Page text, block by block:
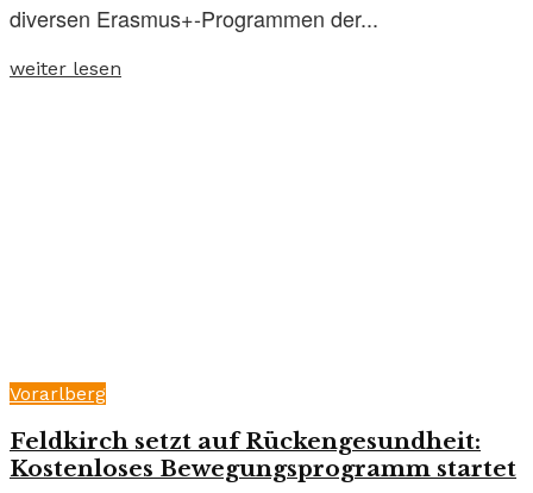
diversen Erasmus+-Programmen der...
weiter lesen
Vorarlberg
Feldkirch setzt auf Rückengesundheit:
Kostenloses Bewegungsprogramm startet